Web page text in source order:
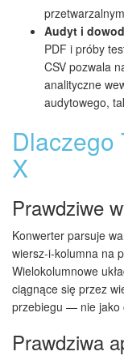
Audyt i
PDF i próby
CSV pozwala
analityczne
audytowego,
Dlaczego
X
Prawdziwe
Konwerter parsuje
wiersz-i-kolumna na
Wielokolumnowe
ciągnące się przez
przebiegu — nie jako
Prawdziwa